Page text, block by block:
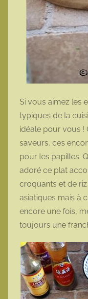
Si vous aimez les
typiques de la
idéale pour vous !
saveurs, ces
pour les papilles.
adoré ce plat
croquants et de
asiatiques mais à
encore une fois,
toujours une